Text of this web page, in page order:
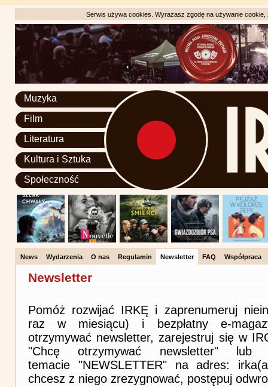
Serwis używa cookies. Wyrażasz zgodę na używanie
Muzyka
Film
Literatura
Kultura i Sztuka
Społeczność
News Wydarzenia O nas Regulamin Newsletter FAQ Współpraca
Newsletter
Pomóż rozwijać IRKĘ i zaprenumeruj
raz w miesiącu) i bezpłatny e-
otrzymywać newsletter, zarejestruj się w
"Chcę otrzymywać newsletter"
temacie "NEWSLETTER" na adres:
chcesz z niego zrezygnować, postępuj